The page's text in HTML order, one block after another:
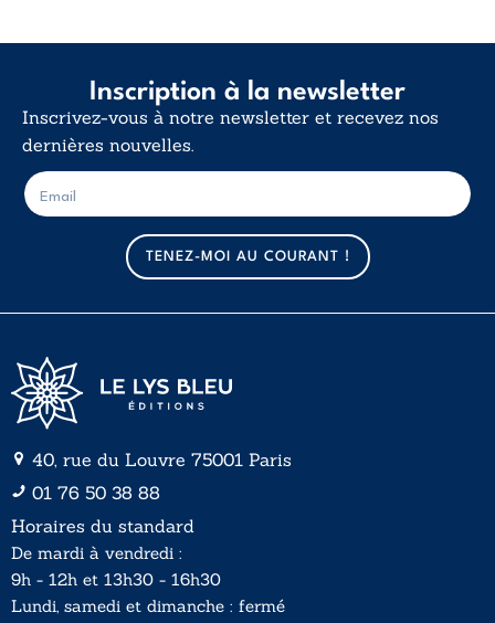
Inscription à la newsletter
Inscrivez-vous à notre newsletter et recevez nos
dernières nouvelles.
m
a
i
l
E
-
m
TENEZ-MOI AU COURANT !
40, rue du Louvre 75001 Paris
01 76 50 38 88
Horaires du standard
De mardi à vendredi :
9h - 12h et 13h30 - 16h30
Lundi, samedi et dimanche : fermé